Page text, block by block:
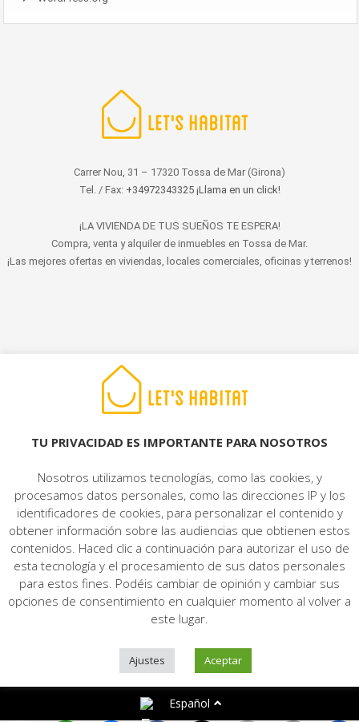
Carrer Nou, 31 – 17320 Tossa de Mar (Girona)
Tel. / Fax: +34972343325 ¡Llama en un click!
¡LA VIVIENDA DE TUS SUEÑOS TE ESPERA!
Compra, venta y alquiler de inmuebles en Tossa de Mar.
¡Las mejores ofertas en viviendas, locales comerciales, oficinas y terrenos!
© 2022 LET'S HABITAT - INMOBILIARIA. Todos los derechos reservados.
Español
TU PRIVACIDAD ES IMPORTANTE PARA NOSOTROS
Nosotros utilizamos tecnologías, como las cookies, y
procesamos datos personales, como las direcciones IP y los
identificadores de cookies, para personalizar el contenido y
obtener información sobre las audiencias que obtienen estos
contenidos. Haced clic a continuación para autorizar el uso de
esta tecnología y el procesamiento de sus datos personales
para estos fines. Podéis cambiar de opinión y cambiar sus
opciones de consentimiento en cualquier momento al volver a
este lugar.
Ajustes Aceptar